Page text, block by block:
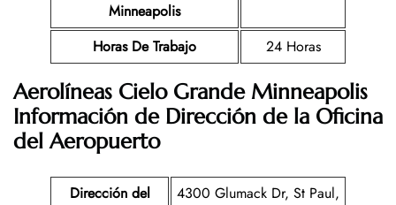
Minneapolis
Horas De Trabajo 24 Horas
Aerolíneas Cielo Grande Minneapolis
Información de Dirección de la Oficina
del Aeropuerto
Dirección del
4300 Glumack Dr, St Paul,